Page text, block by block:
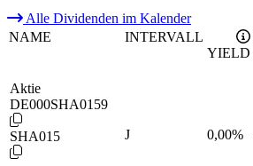
Alle Dividenden im Kalender
NAME
INTERVALL
YIELD
Aktie
DE000SHA0159
SHA015 J 0,00%